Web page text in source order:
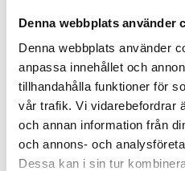
Denna webbplats använder
Denna webbplats använder
anpassa innehållet och
tillhandahålla funktioner för
vår trafik. Vi vidarebefordrar
och annan information från
och annons- och
Dessa kan i sin tur
+
-
Lagerstatus:
14 dagars returrätt på
Leverans inom 3-5
Få10% välkomstrabattnär du
nyhetsbrev